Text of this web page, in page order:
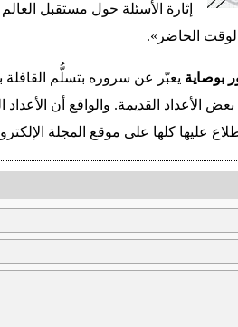
إثارة الأسئلة حول مستقبل
الحاضر».
بوصاية يعبّر عن سروره بتسلُّم القافلة
القديمة. والواقع أن الأعداد
عليها كلها على موقع المجلة